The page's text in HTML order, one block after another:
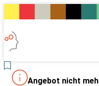
Angebot nicht